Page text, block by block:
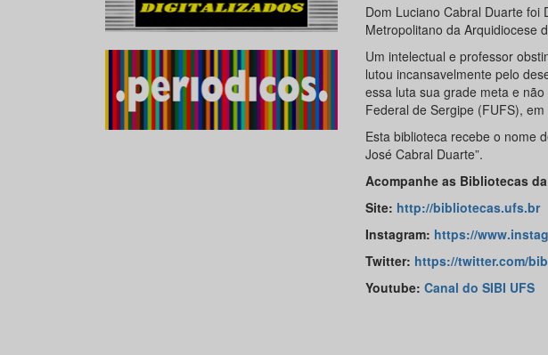
Dom Luciano Cabral Duarte foi
Metropolitano da Arquidiocese
Um intelectual e professor
lutou incansavelmente pelo
essa luta sua grade meta e
Federal de Sergipe (FUFS),
Esta biblioteca recebe o nome
José Cabral Duarte”.
Acompanhe as Bibliotecas da
Site: http://bibliotecas.ufs.br
Instagram: https://
Twitter: https://twitter.com/
Youtube: Canal do SIBI UFS